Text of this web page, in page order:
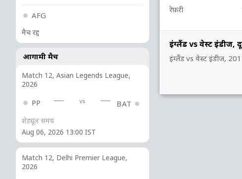
AFG
मैच रद्द
आगामी मैच
Match 12, Asian Legends League,
2026
PP vs BAT
शेड्यूल समय
Aug 06, 2026 13:00 IST
Match 12, Delhi Premier League,
2026
इंग्लैंड vs वेस्ट इंडीज,
इंग्लैंड vs वेस्ट इंडीज,
रेफ़री